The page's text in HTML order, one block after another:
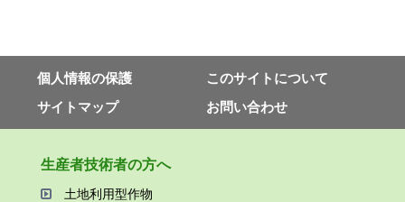
個⼈情報の保護
このサイトについて
サイトマップ
お問い合わせ
⽣産者技術者の⽅へ
⼟地利⽤型作物